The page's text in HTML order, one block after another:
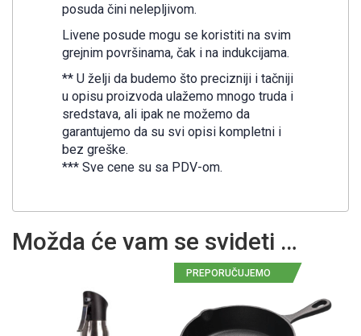
posuda čini nelepljivom.
Livene posude mogu se koristiti na svim
grejnim površinama, čak i na indukcijama.
** U želji da budemo što precizniji i tačniji
u opisu proizvoda ulažemo mnogo truda i
sredstava, ali ipak ne možemo da
garantujemo da su svi opisi kompletni i
bez greške.
*** Sve cene su sa PDV-om.
Možda će vam se svideti …
PREPORUČUJEMO